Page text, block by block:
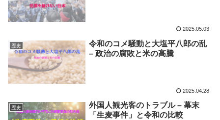
2025.05.03
歴史
令和のコメ騒動と大塩平八郎の乱
– 政治の腐敗と米の高騰
2025.04.28
歴史
外国人観光客のトラブル – 幕末
「生麦事件」と令和の比較